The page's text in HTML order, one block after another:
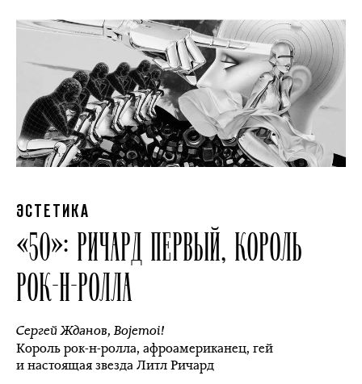
ЭСТЕТИКА
«50»: РИЧАРД ПЕРВЫЙ, КОРОЛЬ
РОК-Н-РОЛЛА
Сергей Жданов,Bojemoi!
Король рок-н-ролла, афроамериканец, гей
и настоящая звезда Литл Ричард